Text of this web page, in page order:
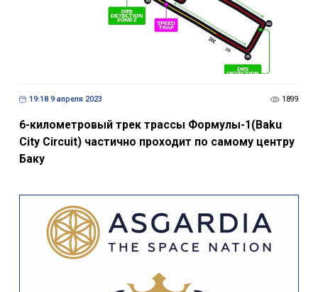
19:18 9 апреля 2023 1899
6-километровый трек трассы Формулы-1(Baku
City Circuit) частично проходит по самому центру
Баку